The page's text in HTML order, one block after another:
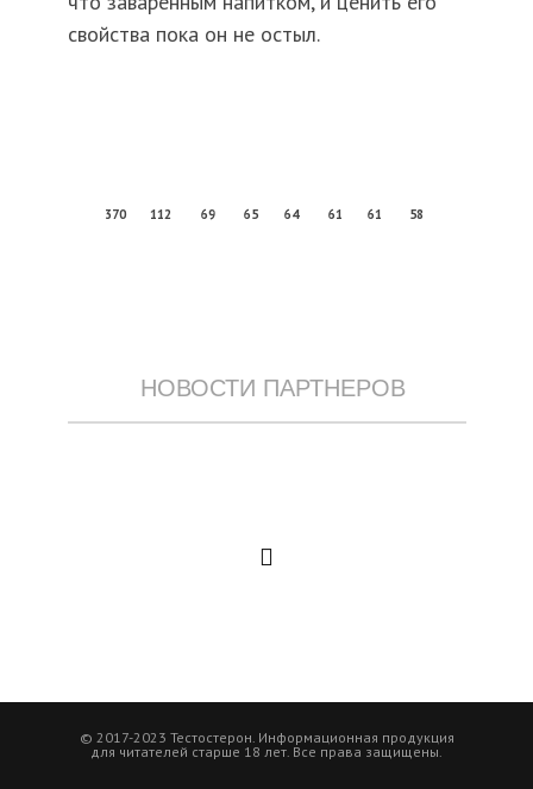
свойства пока он не остыл.
370 112 69 65 64 61 61 58
НОВОСТИ ПАРТНЕРОВ
© 2017-2023 Тестостерон. Информационная продукция
для читателей старше 18 лет. Все права защищены.